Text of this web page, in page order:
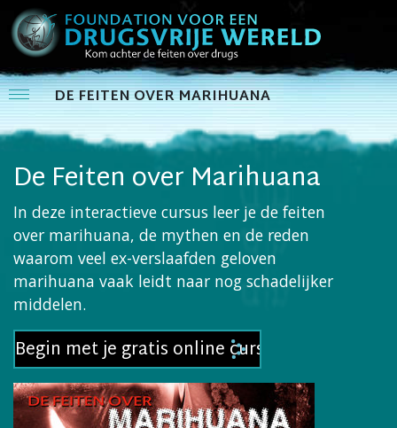
DE FEITEN OVER MARIHUANA
De Feiten over Marihuana
In deze interactieve cursus leer je de feiten
over marihuana, de mythen en de reden
waarom veel ex-verslaafden geloven
marihuana vaak leidt naar nog schadelijker
middelen.
Begin met je gratis online cursus